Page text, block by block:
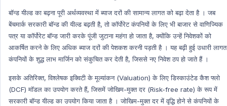
बॉन्ड यील्ड का बढ़ना पूरी अर्थव्यवस्था में ब्याज दरों की सामान्य लागत को बढ़ा देता है । जब
बेंचमार्क सरकारी बॉन्ड की यील्ड बढ़ती है, तो कॉर्पोरेट कंपनियों के लिए भी बाजार से वाणिज्यिक
पत्र या कॉर्पोरेट बॉन्ड जारी करके पूंजी जुटाना महंगा हो जाता है, क्योंकि उन्हें निवेशकों को
आकर्षित करने के लिए अधिक ब्याज दरों की पेशकश करनी पड़ती है । यह बढ़ी हुई उधारी लागत
कंपनियों के शुद्ध लाभ मार्जिन को संकुचित कर देती है, जिससे नए निवेश ठप हो जाते हैं ।
इसके अतिरिक्त, विश्लेषक इक्विटी के मूल्यांकन (Valuation) के लिए डिस्काउंटेड कैश फ्लो
(DCF) मॉडल का उपयोग करते हैं, जिसमें जोखिम-मुक्त दर (Risk-free rate) के रूप में
सरकारी बॉन्ड यील्ड का उपयोग किया जाता है । जोखिम-मुक्त दर में वृद्धि होने से कंपनियों के